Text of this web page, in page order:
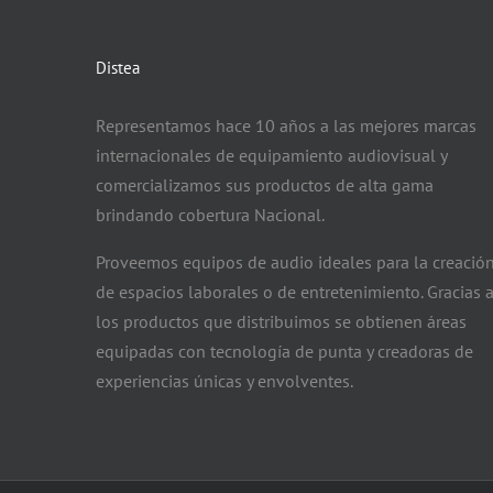
Distea
Representamos hace 10 años a las mejores marcas
internacionales de equipamiento audiovisual y
comercializamos sus productos de alta gama
brindando cobertura Nacional.
Proveemos equipos de audio ideales para la creación
de espacios laborales o de entretenimiento. Gracias a
los productos que distribuimos se obtienen áreas
equipadas con tecnología de punta y creadoras de
experiencias únicas y envolventes.